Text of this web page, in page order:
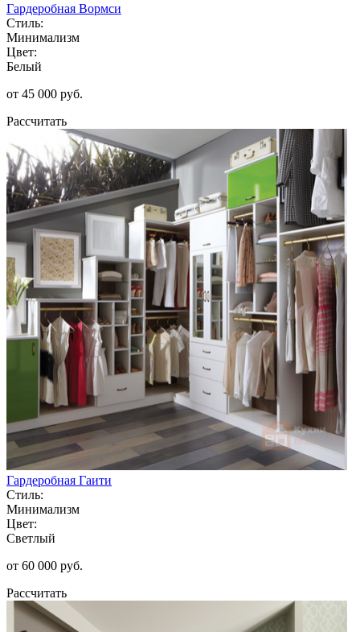
Гардеробная Вормси
Стиль:
Минимализм
Цвет:
Белый
от 45 000 руб.
Рассчитать
Гардеробная Гаити
Стиль:
Минимализм
Цвет:
Светлый
от 60 000 руб.
Рассчитать